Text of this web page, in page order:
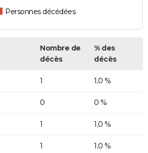
Personnes décédées
Nombre de
décès
% des
décès
1 1,0 %
0 0 %
1 1,0 %
1 1,0 %